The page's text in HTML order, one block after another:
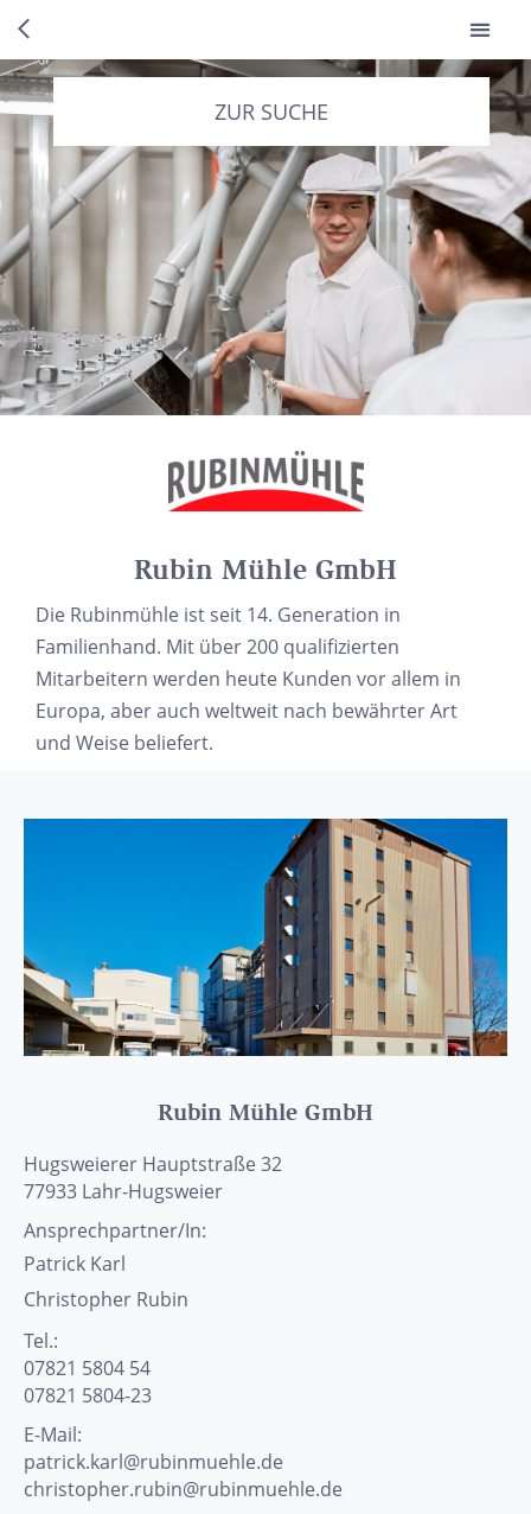
ZUR SUCHE
Rubin Mühle GmbH
Die Rubinmühle ist seit 14. Generation in
Familienhand. Mit über 200 qualifizierten
Mitarbeitern werden heute Kunden vor allem in
Europa, aber auch weltweit nach bewährter Art
und Weise beliefert.
Rubin Mühle GmbH
Hugsweierer Hauptstraße 32
77933 Lahr-Hugsweier
Ansprechpartner/In:
Patrick Karl
Christopher Rubin
Tel.:
07821 5804 54
07821 5804-23
E-Mail:
patrick.karl@rubinmuehle.de
christopher.rubin@rubinmuehle.de